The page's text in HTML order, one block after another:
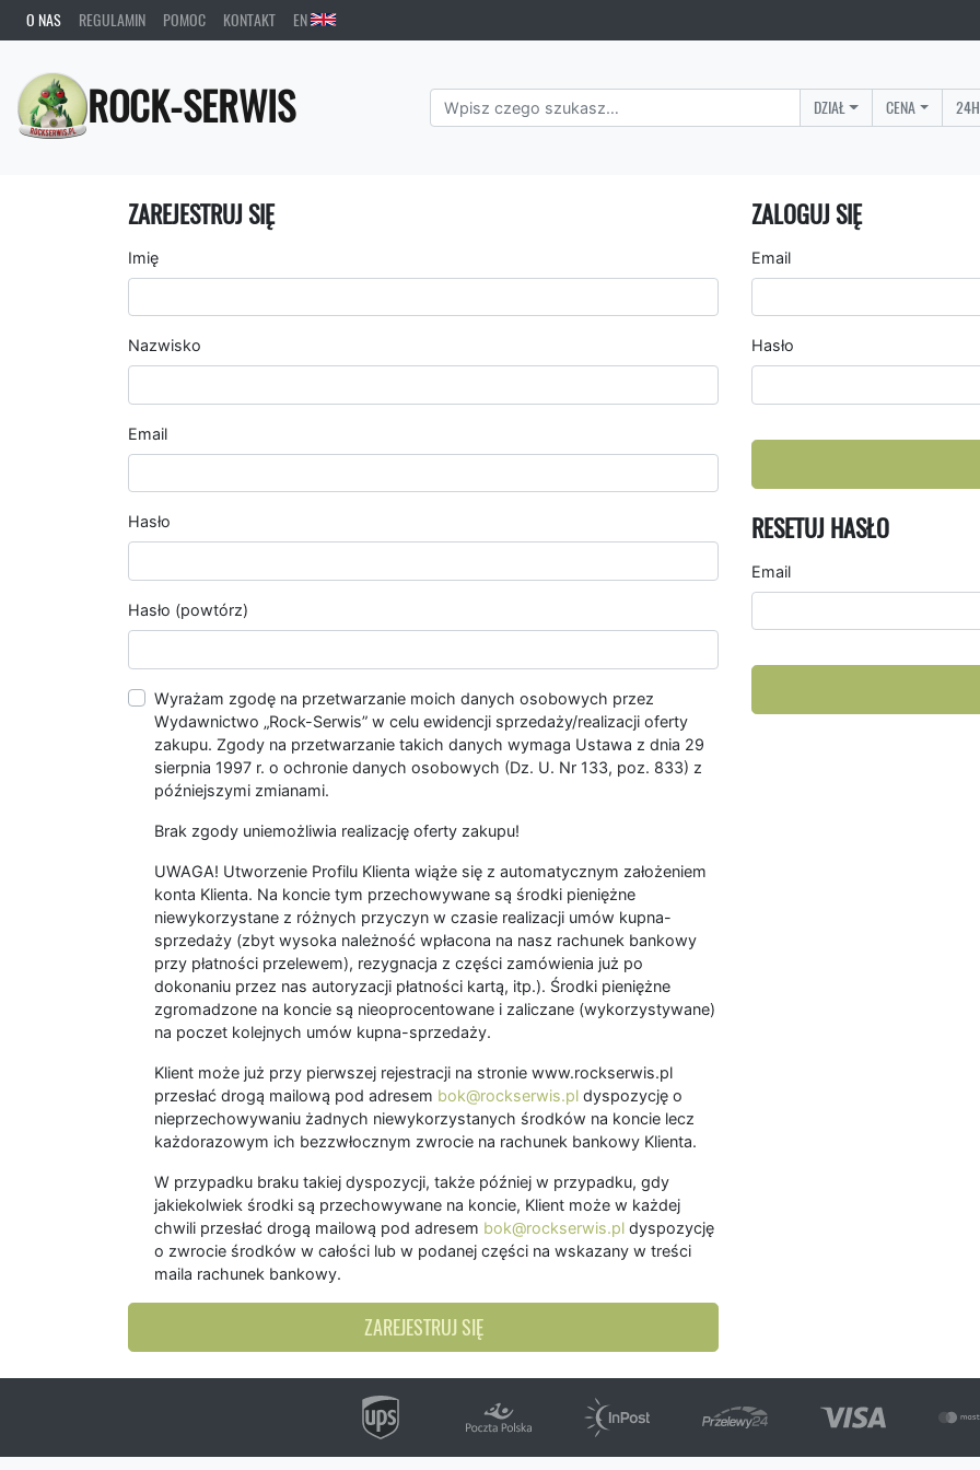
O NAS REGULAMIN POMOC KONTAKT EN
ROCK-SERWIS DZIAŁ CENA
ZAREJESTRUJ SIĘ
Imię
Nazwisko
Email
Hasło
Hasło (powtórz)
Wyrażam zgodę na przetwarzanie moich danych osobowych przez
Wydawnictwo „Rock-Serwis” w celu ewidencji sprzedaży/realizacji oferty
zakupu. Zgody na przetwarzanie takich danych wymaga Ustawa z dnia 29
sierpnia 1997 r. o ochronie danych osobowych (Dz. U. Nr 133, poz. 833) z
późniejszymi zmianami.
Brak zgody uniemożliwia realizację oferty zakupu!
UWAGA! Utworzenie Profilu Klienta wiąże się z automatycznym założeniem
konta Klienta. Na koncie tym przechowywane są środki pieniężne
niewykorzystane z różnych przyczyn w czasie realizacji umów kupna-
sprzedaży (zbyt wysoka należność wpłacona na nasz rachunek bankowy
przy płatności przelewem), rezygnacja z części zamówienia już po
dokonaniu przez nas autoryzacji płatności kartą, itp.). Środki pieniężne
zgromadzone na koncie są nieoprocentowane i zaliczane (wykorzystywane)
na poczet kolejnych umów kupna-sprzedaży.
Klient może już przy pierwszej rejestracji na stronie www.rockserwis.pl
przesłać drogą mailową pod adresem bok@rockserwis.pl dyspozycję o
nieprzechowywaniu żadnych niewykorzystanych środków na koncie lecz
każdorazowym ich bezzwłocznym zwrocie na rachunek bankowy Klienta.
W przypadku braku takiej dyspozycji, także później w przypadku, gdy
jakiekolwiek środki są przechowywane na koncie, Klient może w każdej
chwili przesłać drogą mailową pod adresem bok@rockserwis.pl dyspozycję
o zwrocie środków w całości lub w podanej części na wskazany w treści
maila rachunek bankowy.
ZAREJESTRUJ SIĘ
ZALOGUJ SIĘ
Email
Hasło
RESETUJ HASŁO
Email